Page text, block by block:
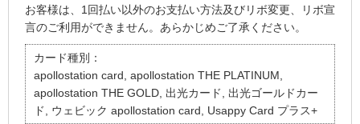
お客様は、1回払い以外のお支払い方法及びリボ変更、リボ宣
言のご利用ができません。あらかじめご了承ください。
カード種別：
apollostation card, apollostation THE PLATINUM,
apollostation THE GOLD, 出光カード, 出光ゴールドカー
ド, ウェビック apollostation card, Usappy Card プラス+